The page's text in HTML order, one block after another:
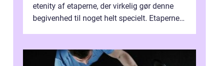
etenity af etaperne, der virkelig gør denne
begivenhed til noget helt specielt. Etaperne i